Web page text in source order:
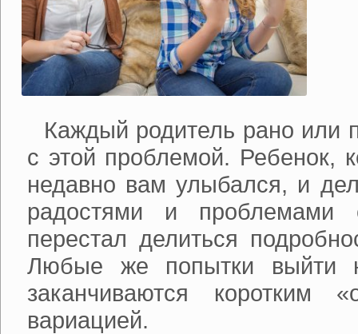
Каждый родитель рано или
с этой проблемой. Ребенок,
недавно вам улыбался, и
радостями и проблемами
перестал делиться
Любые же попытки выйти
заканчиваются коротким
вариацией.